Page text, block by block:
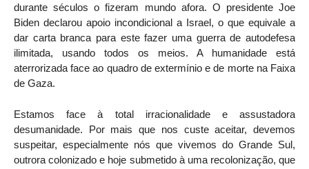
durante séculos o fizeram mundo afora. O presidente Joe
Biden declarou apoio incondicional a Israel, o que equivale a
dar carta branca para este fazer uma guerra de autodefesa
ilimitada, usando todos os meios. A humanidade está
aterrorizada face ao quadro de extermínio e de morte na Faixa
de Gaza.
Estamos face à total irracionalidade e assustadora
desumanidade. Por mais que nos custe aceitar, devemos
suspeitar, especialmente nós que vivemos do Grande Sul,
outrora colonizado e hoje submetido à uma recolonização, que